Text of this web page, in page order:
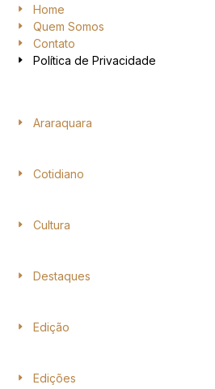
Home
Quem Somos
Contato
Política de Privacidade
Araraquara
Cotidiano
Cultura
Destaques
Edição
Edições